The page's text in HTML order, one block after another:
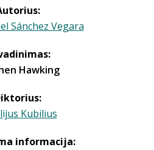
Sánchez Vegara
Hawking
Kubilius
informacija: